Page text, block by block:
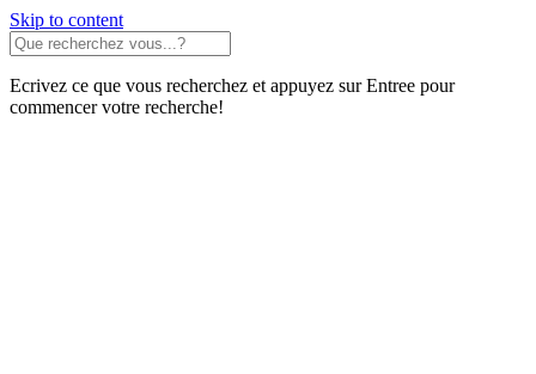
Skip to content
Ecrivez ce que vous recherchez et appuyez sur Entree pour
commencer votre recherche!